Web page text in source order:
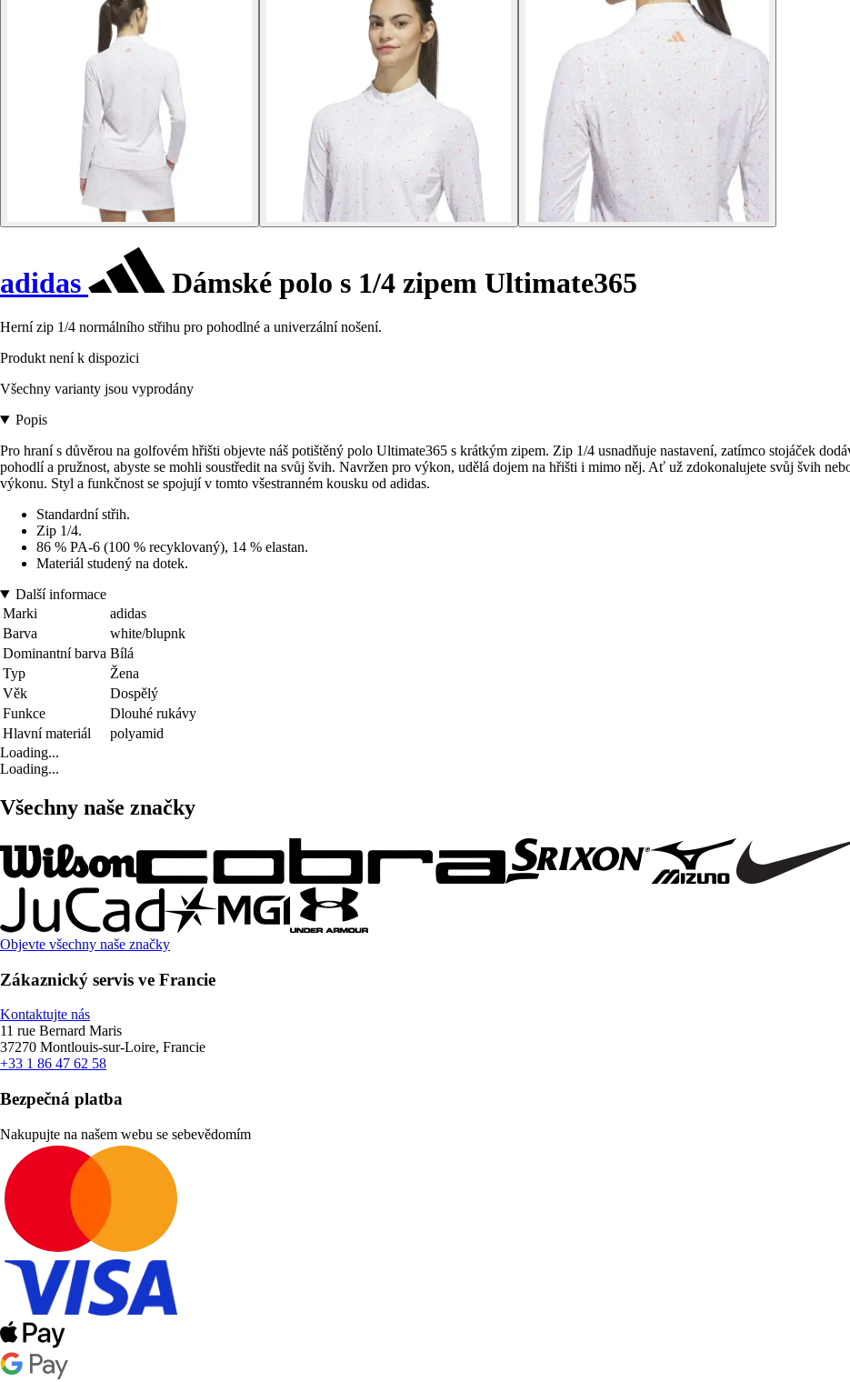
adidas Dámské polo s 1/4 zipem Ultimate365
Herní zip 1/4 normálního střihu pro pohodlné a univerzální nošení.
Produkt není k dispozici
Všechny varianty jsou vyprodány
Popis
Pro hraní s důvěrou na golfovém hřišti objevte náš potištěný polo Ultimate365 s krátkým zipem. Zip 1/4 usnadňuje nastavení, zatímco stojáček
pohodlí a pružnost, abyste se mohli soustředit na svůj švih. Navržen pro výkon, udělá dojem na hřišti i mimo něj. Ať už zdokonalujete svůj švih
výkonu. Styl a funkčnost se spojují v tomto všestranném kousku od adidas.
Standardní střih.
Zip 1/4.
86 % PA-6 (100 % recyklovaný), 14 % elastan.
Materiál studený na dotek.
Další informace
Marki
adidas
Barva
white/blupnk
Dominantní barva Bílá
Typ
Žena
Věk
Dospělý
Funkce
Dlouhé rukávy
Hlavní materiál
polyamid
Loading...
Loading...
Všechny naše značky
Objevte všechny naše značky
Zákaznický servis ve Francie
Kontaktujte nás
11 rue Bernard Maris
37270 Montlouis-sur-Loire, Francie
+33 1 86 47 62 58
Bezpečná platba
Nakupujte na našem webu se sebevědomím